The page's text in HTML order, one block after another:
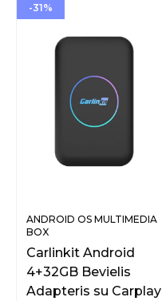
-31%
ANDROID OS MULTIMEDIA
BOX
Carlinkit Android
4+32GB Bevielis
Adapteris su Carplay